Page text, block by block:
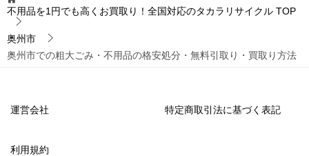
不用品を1円でも高くお買取り！全国対応のタカラリサイクル TOP
奥州市
奥州市での粗大ごみ・不用品の格安処分・無料引取り・買取り方法
運営会社 特定商取引法に基づく表記
利用規約